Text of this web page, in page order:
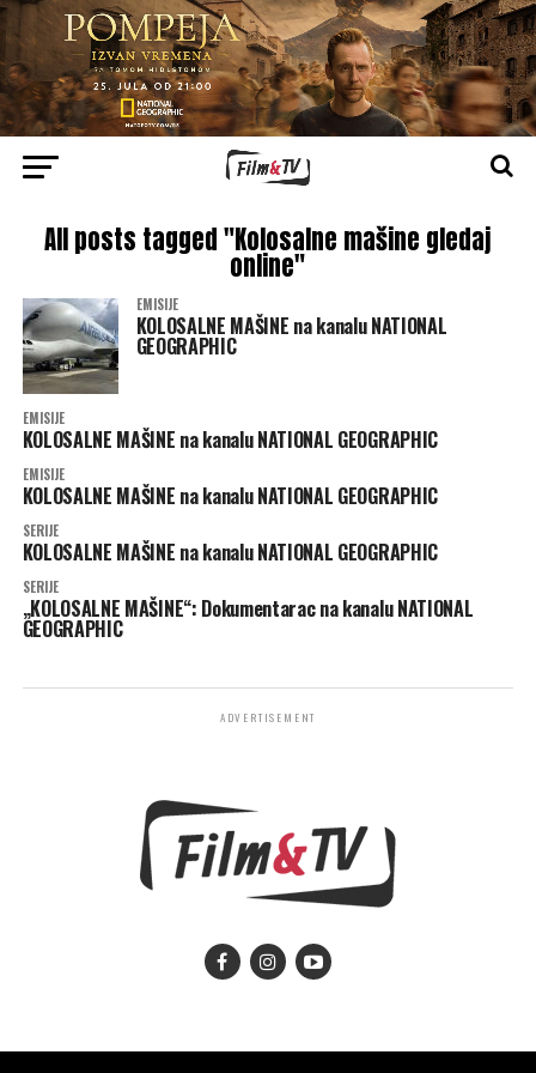
All posts tagged "Kolosalne mašine gledaj
online"
EMISIJE
KOLOSALNE MAŠINE na kanalu NATIONAL
GEOGRAPHIC
EMISIJE
KOLOSALNE MAŠINE na kanalu NATIONAL GEOGRAPHIC
EMISIJE
KOLOSALNE MAŠINE na kanalu NATIONAL GEOGRAPHIC
SERIJE
KOLOSALNE MAŠINE na kanalu NATIONAL GEOGRAPHIC
SERIJE
„KOLOSALNE MAŠINE“: Dokumentarac na kanalu NATIONAL
GEOGRAPHIC
ADVERTISEMENT